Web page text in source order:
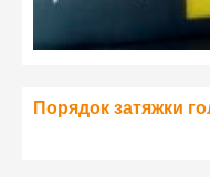
Порядок затяжки